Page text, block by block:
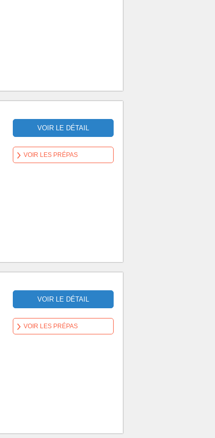
VOIR LE DÉTAIL
VOIR LES PRÉPAS
VOIR LE DÉTAIL
VOIR LES PRÉPAS